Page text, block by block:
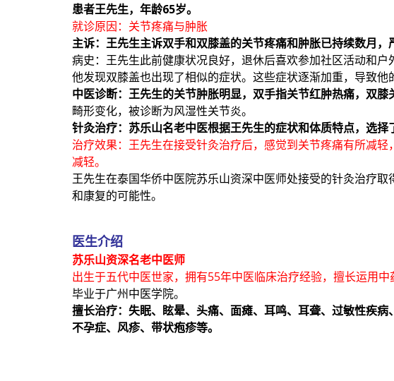
患者王先生，年龄65岁。
就诊原因：关节疼痛与肿胀
主诉：王先生主诉双手和双膝盖的关节疼痛和肿胀已持续数月，
病史：王先生此前健康状况良好，退休后喜欢参加社区活动和
他发现双膝盖也出现了相似的症状。这些症状逐渐加重，导致
中医诊断：王先生的关节肿胀明显，双手指关节红肿热痛，双膝
畸形变化，被诊断为风湿性关节炎。
针灸治疗：苏乐山名老中医根据王先生的症状和体质特点，选
治疗效果：王先生在接受针灸治疗后，感觉到关节疼痛有所减
减轻。
王先生在泰国华侨中医院苏乐山资深中医师处接受的针灸治疗
和康复的可能性。
医生介绍
苏乐山资深名老中医师
出生于五代中医世家，拥有55年中医临床治疗经验，擅长运用中
毕业于广州中医学院。
擅长治疗：失眠、眩晕、头痛、面瘫、耳鸣、耳聋、过敏性疾
不孕症、风疹、带状疱疹等。